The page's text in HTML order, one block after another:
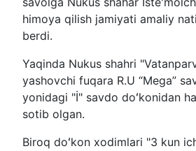
himoya qilish jamiyati amaliy
berdi.
Yaqinda Nukus shahri
yashovchi fuqara R.U “Mega”
yonidagi "İ" savdo doʻkonidan
sotib olgan.
Biroq doʻkon xodimlari "3 kun